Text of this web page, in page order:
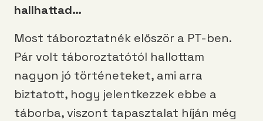
hallhattad…
Most táboroztatnék először a PT-ben.
Pár volt táboroztatótól hallottam
nagyon jó történeteket, ami arra
biztatott, hogy jelentkezzek ebbe a
táborba, viszont tapasztalat híján még